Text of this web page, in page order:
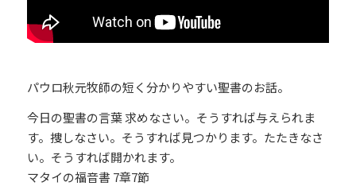
パウロ秋元牧師の短く分かりやすい聖書のお話。
今日の聖書の言葉 求めなさい。そうすれば与えられま
す。捜しなさい。そうすれば見つかります。たたきなさ
い。そうすれば開かれます。
マタイの福音書 7章7節